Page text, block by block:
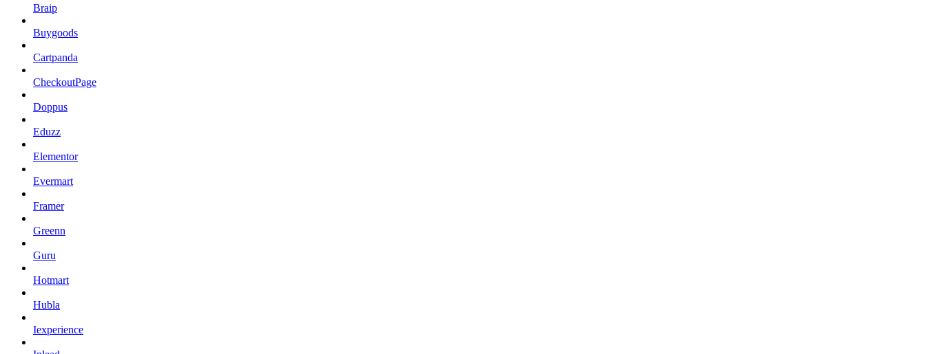
Braip
Buygoods
Cartpanda
CheckoutPage
Doppus
Eduzz
Elementor
Evermart
Framer
Greenn
Guru
Hotmart
Hubla
Iexperience